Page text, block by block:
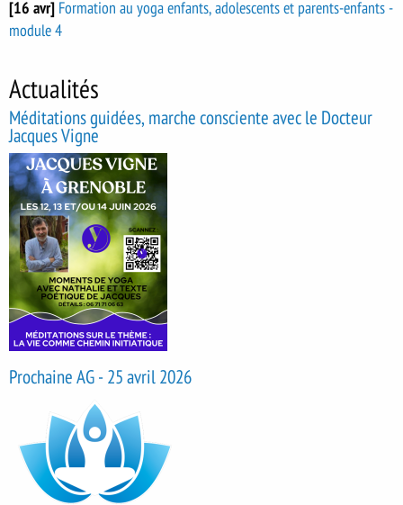
[16 avr] Formation au yoga enfants, adolescents et parents-enfants -
module 4
Actualités
Méditations guidées, marche consciente avec le Docteur
Jacques Vigne
Prochaine AG - 25 avril 2026